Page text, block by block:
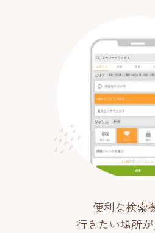
便利な検索
行きたい場所